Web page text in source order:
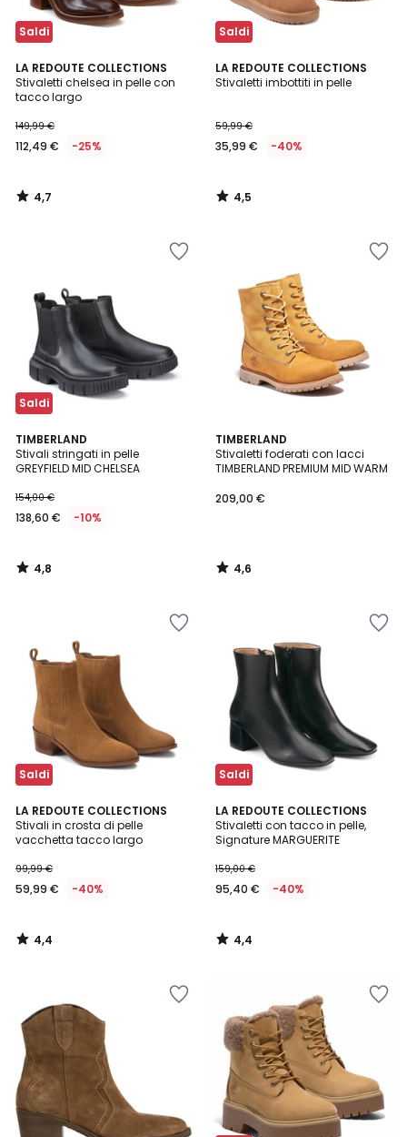
Saldi
LA REDOUTE COLLECTIONS
Stivaletti chelsea in pelle con
tacco largo
149,99 €
112,49 € -25%
4,7
/ 5
4,7
/
Saldi
LA REDOUTE COLLECTIONS
Stivaletti imbottiti in pelle
59,99 €
35,99 € -40%
4,5
/ 5
4,5
/
Saldi
TIMBERLAND
Stivali stringati in pelle
GREYFIELD MID CHELSEA
154,00 €
138,60 € -10%
4,8
/ 5
4,8
/
TIMBERLAND
Stivaletti foderati con lacci
TIMBERLAND PREMIUM MID WARM
209,00 €
4,6
/ 5
4,6
/
Saldi
LA REDOUTE COLLECTIONS
Stivali in crosta di pelle
vacchetta tacco largo
99,99 €
59,99 € -40%
4,4
/ 5
4,4
/
Saldi
LA REDOUTE COLLECTIONS
Stivaletti con tacco in pelle,
Signature MARGUERITE
159,00 €
95,40 € -40%
4,4
/ 5
4,4
/